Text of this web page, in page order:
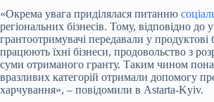
«Окрема увага приділялася питанню
регіональних бізнесів. Тому, відповідно до
грантоотримувачі передавали у
працюють їхні бізнеси, продовольство з
суми отриманого гранту. Таким чином
вразливих категорій отримали допомогу
харчування», – повідомили в Astarta-Kyiv.